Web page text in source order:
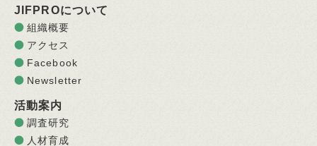
JIFPROについて
組織概要
アクセス
Facebook
Newsletter
活動案内
調査研究
人材育成